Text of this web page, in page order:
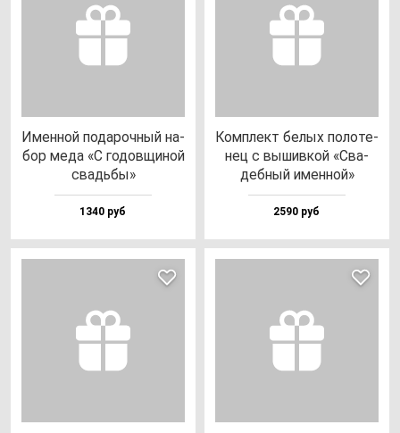
Имен­ной по­да­роч­ный на­
бор ме­да «С го­дов­щи­ной
свадь­бы»
1340 руб
Ком­плект бе­лых по­ло­те­
нец с вы­шив­кой «Сва­
деб­ный имен­ной»
2590 руб